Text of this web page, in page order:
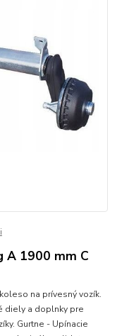
A 1900 mm C
na prívesný vozík.
diely a doplnky pre
Gurtne - Upínacie